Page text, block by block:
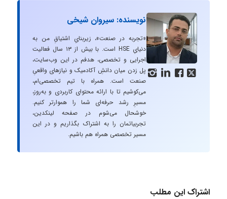
   
نویسنده: سیروان شیخی
«تجربه در صنعت»، زیربنایِ اشتیاقِ من به
دنیایِ HSE است. با بیش از ۱۳ سال فعالیت
اجرایی و تخصصی، هدفم در این وب‌سایت،
پل زدن میان دانشِ آکادمیک و نیازهای واقعیِ
صنعت است. همراه با تیم تخصصی‌ام،
می‌کوشیم تا با ارائه محتوای کاربردی و به‌روز،
مسیرِ رشد حرفه‌ای شما را هموارتر کنیم.
خوشحال می‌شوم در صفحه لینکدین،
تجربیاتمان را به اشتراک بگذاریم و در این
مسیر تخصصی همراه هم باشیم.
اشتراک این مطلب